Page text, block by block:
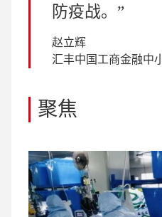
防疫战。
赵立辉
汇丰中国工商金融中
聚焦